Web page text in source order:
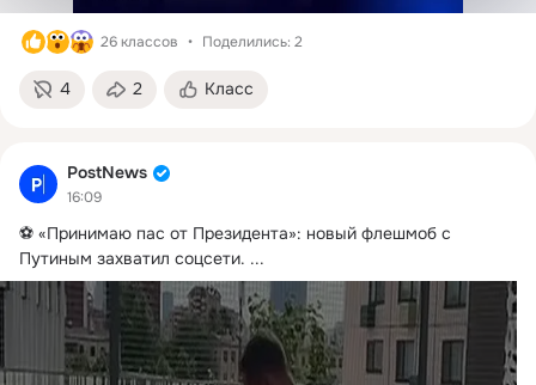
26 классов Поделились: 2
4 2 Класс
PostNews
16:09
⚽️ «Принимаю пас от Президента»: новый флешмоб с
Путиным захватил соцсети. ...